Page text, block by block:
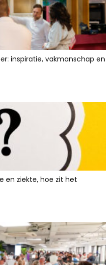
inspiratie, vakmanschap en
en ziekte, hoe zit het